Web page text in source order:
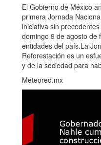
El Gobierno de México
primera Jornada
iniciativa sin
domingo 9 de agosto de
entidades del país.La
Reforestación es un
y de la sociedad para
Meteored.mx